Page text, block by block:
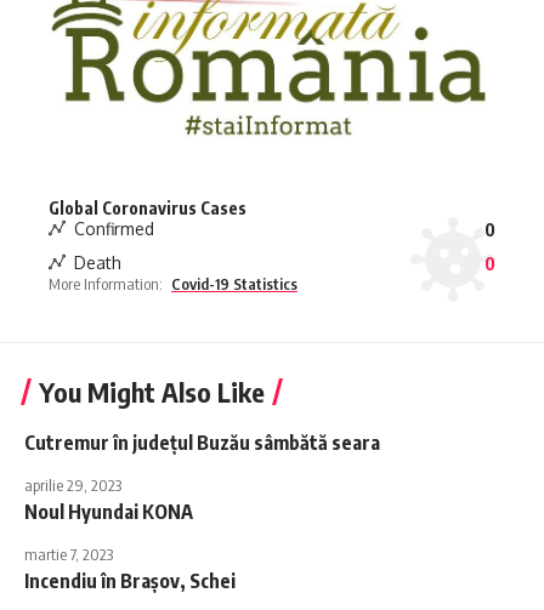
Global Coronavirus Cases
Confirmed
0
Death
0
More Information: Covid-19 Statistics
You Might Also Like
Cutremur în județul Buzău sâmbătă seara
aprilie 29, 2023
Noul Hyundai KONA
martie 7, 2023
Incendiu în Brașov, Schei